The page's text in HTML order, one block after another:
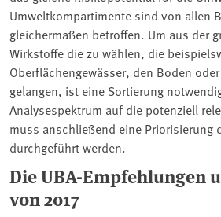
Umweltkompartimente sind von allen
gleichermaßen betroffen. Um aus der
Wirkstoffe die zu wählen, die
Oberflächengewässer, den Boden
gelangen, ist eine Sortierung
Analysespektrum auf die potenziell
muss anschließend eine Priorisierung
durchgeführt werden.
Die UBA-Empfehlungen
von 2017